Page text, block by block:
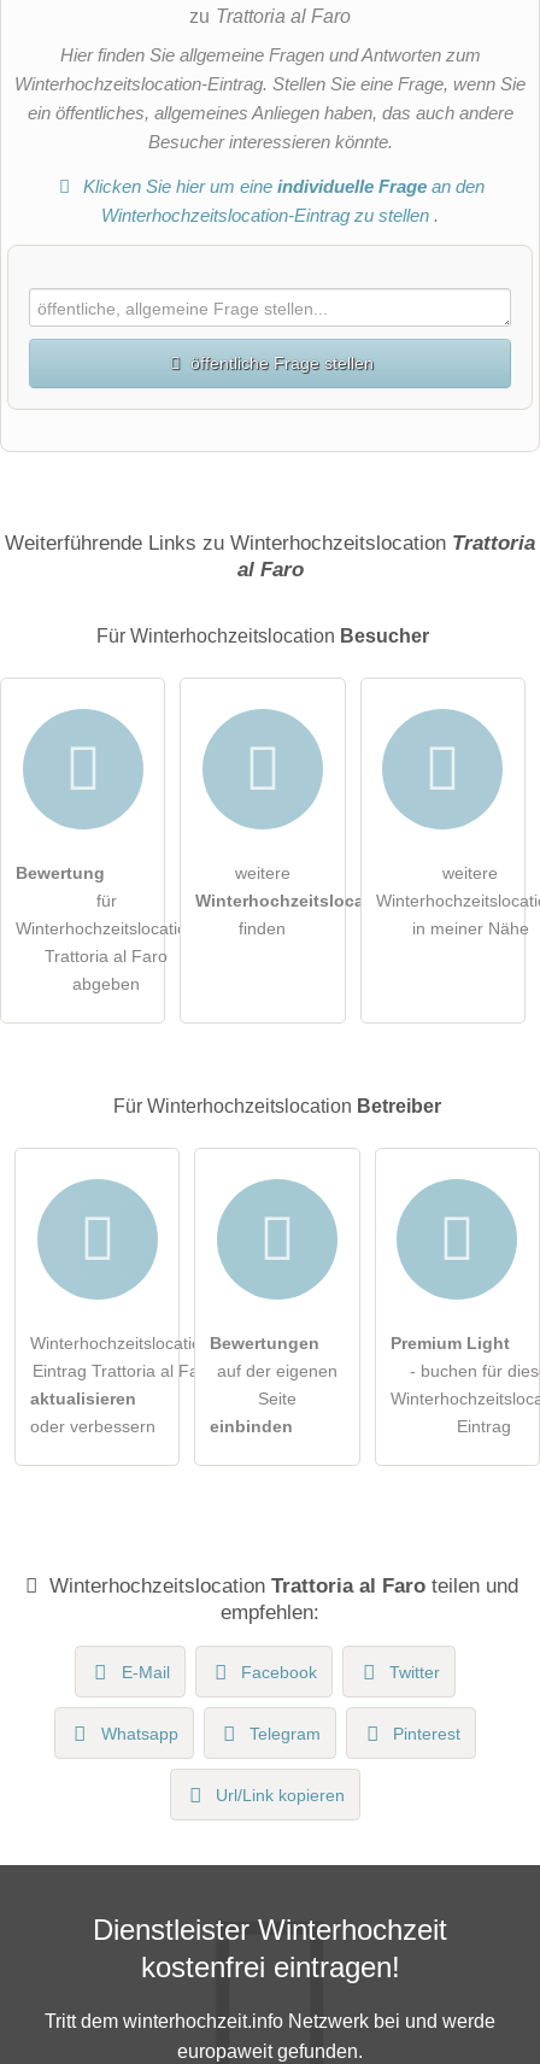
zu Trattoria al Faro
Hier finden Sie allgemeine Fragen und Antworten zum
Winterhochzeitslocation-Eintrag. Stellen Sie eine Frage, wenn Sie
ein öffentliches, allgemeines Anliegen haben, das auch andere
Besucher interessieren könnte.
Klicken Sie hier um eineindividuelle Frage an den
Winterhochzeitslocation-Eintrag zu stellen .
öffentliche Frage stellen
E-Mail-Adresse (wird nicht veröffentlicht)
Die Datenschutzerklärung habe ich zur Kenntnis genommen.
öffentliche Frage stellen
Hinweis:Bitte beachten Sie, öffentliche Fragen sindfür alle
Winterhochzeitslocation-Eintrag zu stellen .
Weiterführende Links zu Winterhochzeitslocation Trattoria
al Faro
Für Winterhochzeitslocation Besucher
Bewertung
für
Winterhochzeitslocation
Trattoria al Faro
abgeben
weitere
Winterhochzeitslocations
finden
weitere
in meiner Nähe
Für Winterhochzeitslocation Betreiber
Winterhochzeitslocation-
Eintrag Trattoria al Faro
aktualisieren
oder verbessern
Bewertungen
auf der eigenen
Seite
einbinden
Premium Light
- buchen für
Eintrag
WinterhochzeitslocationTrattoria al Faro teilen und
empfehlen:
E-Mail Facebook Twitter
Whatsapp Telegram Pinterest
Url/Link kopieren
Dienstleister Winterhochzeit
kostenfrei eintragen!
Tritt dem winterhochzeit.info Netzwerk bei und werde
europaweit gefunden.